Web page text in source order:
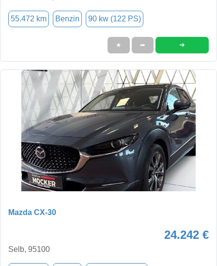
55.472 km Benzin 90 kw (122 PS)
★ ➦ ➜
Mazda CX-30
24.242 €
Selb, 95100